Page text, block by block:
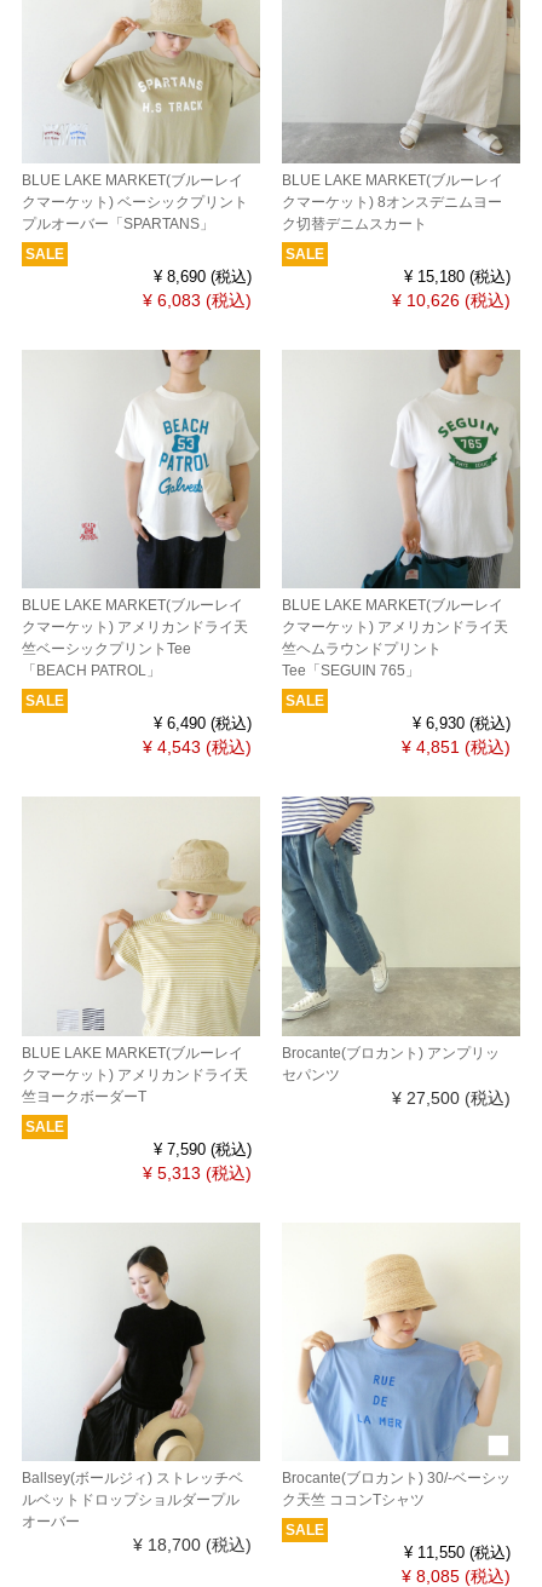
BLUE LAKE MARKET(ブルーレイ
クマーケット) ベーシックプリント
プルオーバー「SPARTANS」
SALE
¥ 8,690 (税込)
¥ 6,083 (税込)
BLUE LAKE MARKET(ブルーレイ
クマーケット) 8オンスデニムヨー
ク切替デニムスカート
SALE
¥ 15,180(税込)
¥ 10,626(税込)
BLUE LAKE MARKET(ブルーレイ
クマーケット) アメリカンドライ天
竺ベーシックプリントTee
「BEACH PATROL」
SALE
¥ 6,490 (税込)
¥ 4,543 (税込)
BLUE LAKE MARKET(ブルーレイ
クマーケット) アメリカンドライ天
竺ヘムラウンドプリント
Tee「SEGUIN 765」
SALE
¥ 6,930(税込)
¥ 4,851(税込)
BLUE LAKE MARKET(ブルーレイ
クマーケット) アメリカンドライ天
竺ヨークボーダーT
SALE
¥ 7,590 (税込)
¥ 5,313 (税込)
Brocante(ブロカント) アンプリッ
セパンツ
¥ 27,500 (税込)
Ballsey(ボールジィ) ストレッチベ
ルベットドロップショルダープル
オーバー
¥ 18,700 (税込)
Brocante(ブロカント) 30/-ベーシッ
ク天竺 ココンTシャツ
SALE
¥ 11,550(税込)
¥ 8,085(税込)